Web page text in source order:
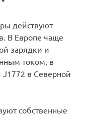
действуют
В Европе чаще
зарядки и
током, в
в Северной
собственные